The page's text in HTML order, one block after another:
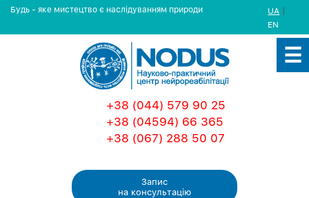
Будь - яке мистецтво є наслідуванням природи UA |
EN
+38 (044) 579 90 25
+38 (04594) 66 365
+38 (067) 288 50 07
Запис
на консультацiю